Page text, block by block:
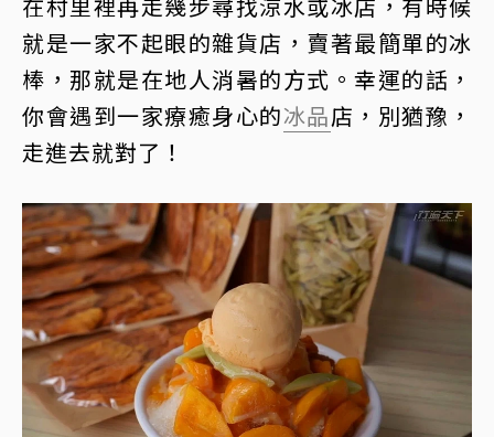
就是一家不起眼的雜貨店，賣著最簡單的冰
棒，那就是在地人消暑的方式。幸運的話，
你會遇到一家療癒身心的冰品店，別猶豫，
走進去就對了！